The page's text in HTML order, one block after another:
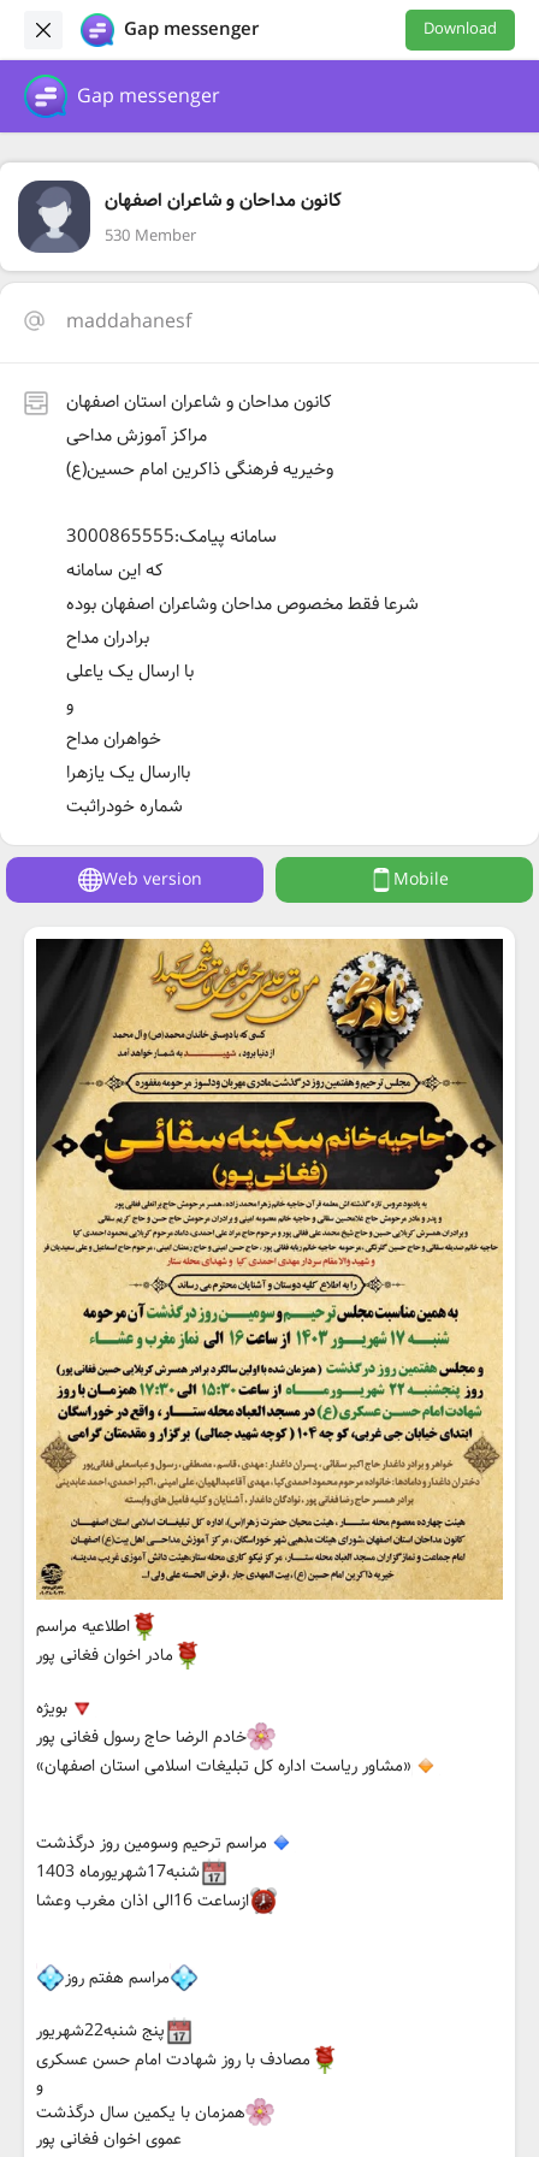
Gap messenger Download
Gap messenger
کانون مداحان و شاعران اصفهان
530 Member
maddahanesf
کانون مداحان و شاعران استان اصفهان
مراکز آموزش مداحی
وخیریه فرهنگی ذاکرین امام حسین(ع)
سامانه پیامک:3000865555
که این سامانه
شرعا فقط مخصوص مداحان وشاعران اصفهان بوده
برادران مداح
با ارسال یک یاعلی
و
خواهران مداح
باارسال یک یازهرا
شماره خودراثبت
Web version Mobile
اطلاعیه مراسم
مادر اخوان فغانی پور
بویژه
خادم الرضا حاج رسول فغانی پور
«مشاور ریاست اداره کل تبلیغات اسلامی استان اصفهان»
مراسم ترحیم وسومین روز درگذشت
شنبه17شهریورماه 1403
ازساعت 16الی اذان مغرب وعشا
مراسم هفتم روز
پنج شنبه22شهریور
مصادف با روز شهادت امام حسن عسکری
و
همزمان با یکمین سال درگذشت
عموی اخوان فغانی پور